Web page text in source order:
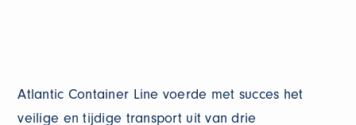
Atlantic Container Line voerde met succes het
veilige en tijdige transport uit van drie